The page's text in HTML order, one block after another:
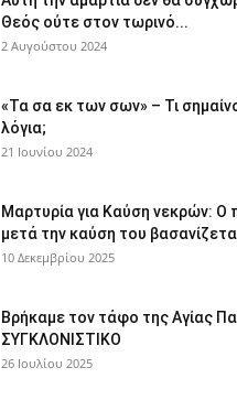
Θεός ούτε στον τωρινό...
2 Αυγούστου 2024
«Τα σα εκ των σων» – Τι
λόγια;
21 Ιουνίου 2024
Μαρτυρία για Καύση νεκρών: Ο
μετά την καύση του
10 Δεκεμβρίου 2025
Βρήκαμε τον τάφο της Αγίας
ΣΥΓΚΛΟΝΙΣΤΙΚΟ
26 Ιουλίου 2025